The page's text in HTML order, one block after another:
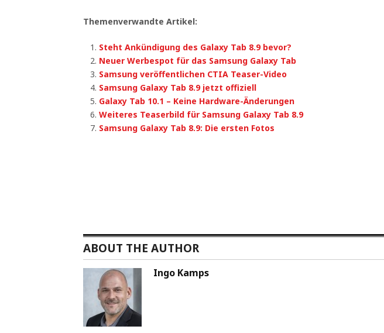
Themenverwandte Artikel:
Steht Ankündigung des Galaxy Tab 8.9 bevor?
Neuer Werbespot für das Samsung Galaxy Tab
Samsung veröffentlichen CTIA Teaser-Video
Samsung Galaxy Tab 8.9 jetzt offiziell
Galaxy Tab 10.1 – Keine Hardware-Änderungen
Weiteres Teaserbild für Samsung Galaxy Tab 8.9
Samsung Galaxy Tab 8.9: Die ersten Fotos
ABOUT THE AUTHOR
Ingo Kamps